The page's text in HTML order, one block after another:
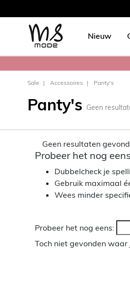
Nieuw
Sale Accessoires Panty's
Panty's Geen
Geen resultaten
Probeer het nog
Dubbelcheck je
Gebruik maximaal
Wees minder
Probeer het nog eens:
Toch niet gevonden waar